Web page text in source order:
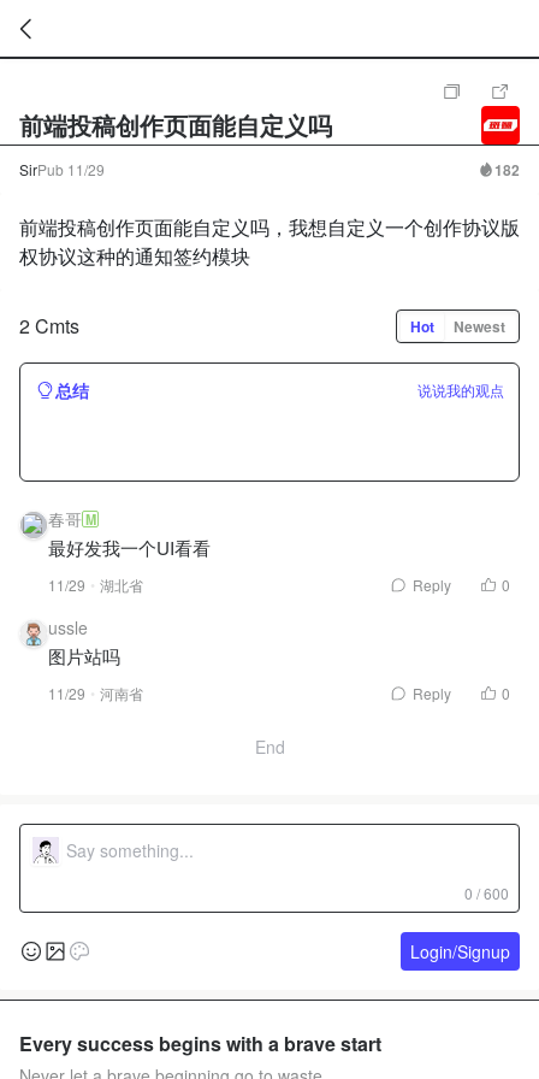
前端投稿创作页面能自定义吗
SirPub 11/29 182
前端投稿创作页面能自定义吗，我想自定义一个创作协议版
权协议这种的通知签约模块
2 Cmts Hot Newest
总结 说说我的观点
春哥M
最好发我一个UI看看
11/29 湖北省 Reply 0
ussle
图片站吗
11/29 河南省 Reply 0
End
0 / 600
Login/Signup
Every success begins with a brave start